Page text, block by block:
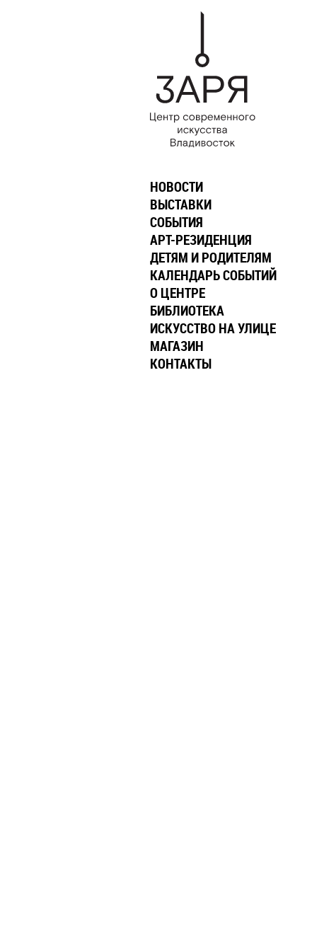
НОВОСТИ
ВЫСТАВКИ
СОБЫТИЯ
АРТ-РЕЗИДЕНЦИЯ
ДЕТЯМ И РОДИТЕЛЯМ
КАЛЕНДАРЬ СОБЫТИЙ
О ЦЕНТРЕ
БИБЛИОТЕКА
ИСКУССТВО НА УЛИЦЕ
МАГАЗИН
КОНТАКТЫ